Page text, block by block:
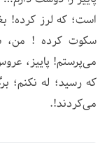
ﺍﺳﺖ؛ ﮐﻪ ﻟﺮﺯ
ﺳﮑﻮﺕ ﮐﺮﺩﻩ ! ﻣﻦ،
می‌پرستم! ﭘﺎﯾﯿﺰ،
ﮐﻪ ﺭﺳﯿﺪ؛ ﻟﻪ ﻧﮑﻨﻢ؛
ﻣﯽ‌ﻛﺮﺩﻧﺪ!.